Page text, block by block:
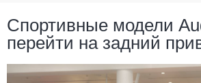
Спортивные модели
перейти на задний